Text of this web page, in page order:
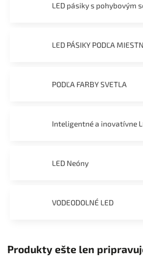
LED pásiky s pohybovým
LED PÁSIKY PODĽA
PODĽA FARBY SVETLA
Inteligentné a inovatívne
LED Neóny
VODEODOLNÉ LED
Produkty ešte len